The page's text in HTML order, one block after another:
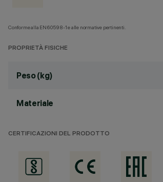
Conforme alla EN60598-1 e alle normative pertinenti.
PROPRIETÀ FISICHE
Peso (kg)
Materiale
CERTIFICAZIONI DEL PRODOTTO